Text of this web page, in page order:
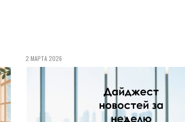
2 МАРТА 2026